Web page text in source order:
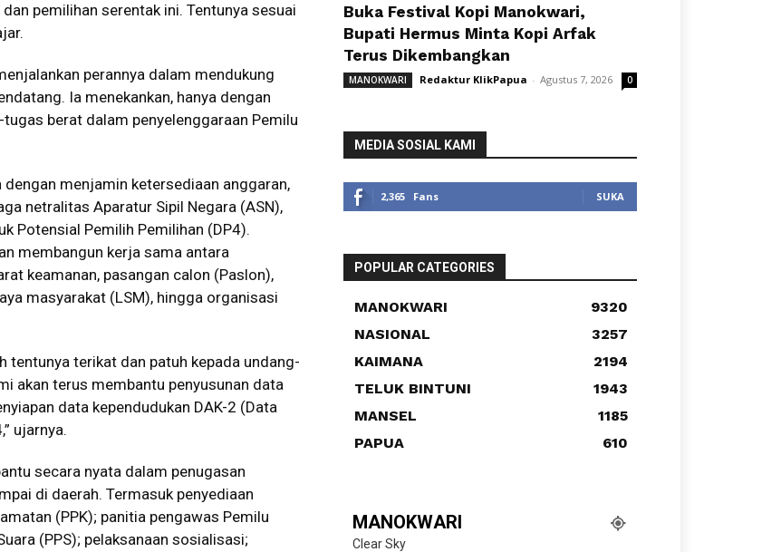
pemilihan serentak ini. Tentunya sesuai
perannya dalam mendukung
Ia menekankan, hanya dengan
berat dalam penyelenggaraan Pemilu
menjamin ketersediaan anggaran,
netralitas Aparatur Sipil Negara (ASN),
Potensial Pemilih Pemilihan (DP4).
membangun kerja sama antara
keamanan, pasangan calon (Paslon),
masyarakat (LSM), hingga organisasi
tentunya terikat dan patuh kepada undang-
akan terus membantu penyusunan data
data kependudukan DAK-2 (Data
ujarnya.
secara nyata dalam penugasan
di daerah. Termasuk penyediaan
(PPK); panitia pengawas Pemilu
(PPS); pelaksanaan sosialisasi;
Buka Festival Kopi Manokwari,
Bupati Hermus Minta Kopi Arfak
Terus Dikembangkan
MANOKWARI Redaktur KlikPapua - Agustus 7, 2026 0
MEDIA SOSIAL KAMI
2,365 Fans SUKA
POPULAR CATEGORIES
MANOKWARI
9320
NASIONAL
3257
KAIMANA
2194
TELUK BINTUNI
1943
MANSEL
1185
PAPUA
610
MANOKWARI
Clear Sky